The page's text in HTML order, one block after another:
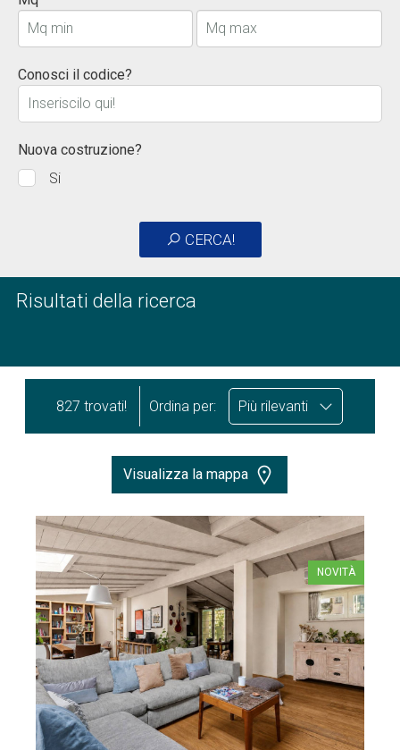
Conosci il codice?
Nuova costruzione?
Si
CERCA!
Risultati della ricerca
827 trovati! Ordina per: Più rilevanti
Visualizza la mappa
NOVITÀ